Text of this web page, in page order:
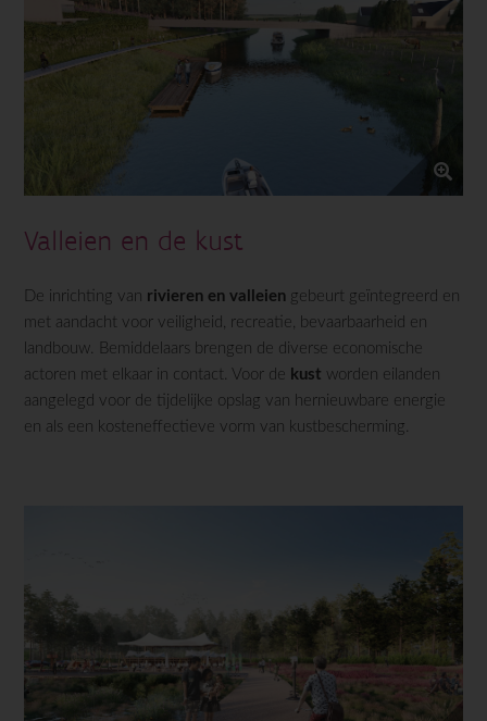
Valleien en de kust
De inrichting van rivieren en valleien gebeurt geïntegreerd en
met aandacht voor veiligheid, recreatie, bevaarbaarheid en
landbouw. Bemiddelaars brengen de diverse economische
actoren met elkaar in contact. Voor de kust worden eilanden
aangelegd voor de tijdelijke opslag van hernieuwbare energie
en als een kosteneffectieve vorm van kustbescherming.